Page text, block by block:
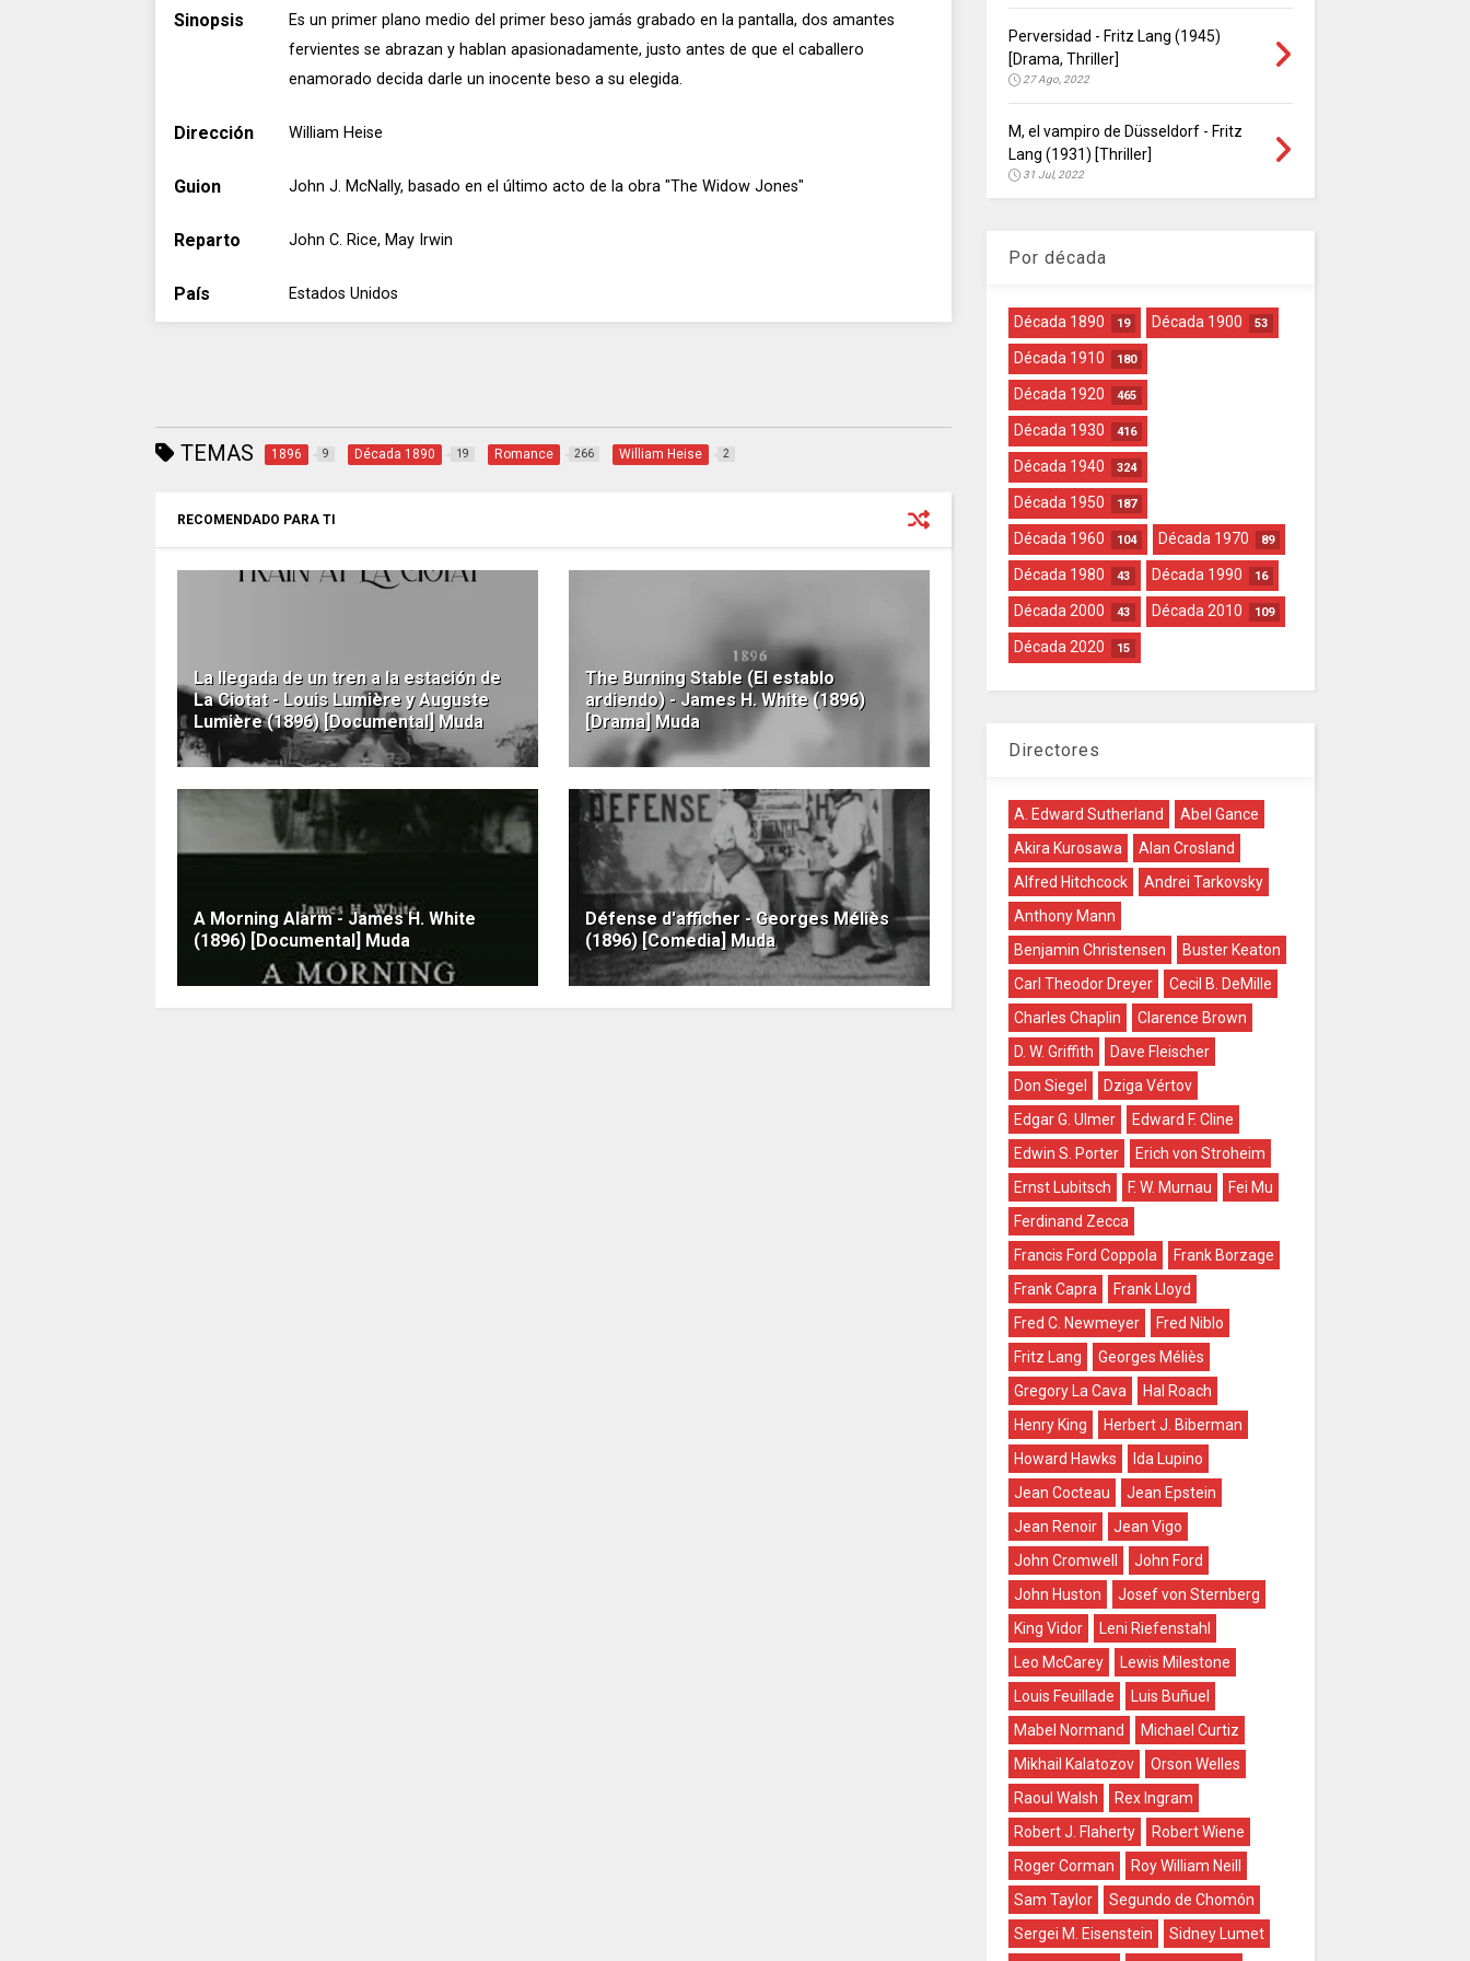
Sinopsis
Es un primer plano medio del primer beso jamás grabado en la pantalla, dos amantes
fervientes se abrazan y hablan apasionadamente, justo antes de que el caballero
enamorado decida darle un inocente beso a su elegida.
Dirección William Heise
Guion John J. McNally, basado en el último acto de la obra "The Widow Jones"
Reparto John C. Rice, May Irwin
País Estados Unidos
TEMAS 1896 9 Década 1890 19 Romance 266 William Heise 2
RECOMENDADO PARA TI
La llegada de un tren a la estación de
La Ciotat - Louis Lumière y Auguste
Lumière (1896) [Documental] Muda
The Burning Stable (El establo
ardiendo) - James H. White (1896)
[Drama] Muda
A Morning Alarm - James H. White
(1896) [Documental] Muda
Défense d'afficher - Georges Méliès
(1896) [Comedia] Muda
Perversidad - Fritz Lang (1945)
[Drama, Thriller]
27 Ago, 2022
M, el vampiro de Düsseldorf - Fritz
Lang (1931) [Thriller]
31 Jul, 2022
Por década
Década 1890 19 Década 1900 53
Década 1910 180
Década 1920 465
Década 1930 416
Década 1940 324
Década 1950 187
Década 1960 104 Década 1970 89
Década 1980 43 Década 1990 16
Década 2000 43 Década 2010 109
Década 2020 15
Directores
A. Edward Sutherland
Abel Gance
Akira Kurosawa
Alan Crosland
Alfred Hitchcock
Andrei Tarkovsky
Anthony Mann
Benjamin Christensen
Buster Keaton
Carl Theodor Dreyer
Cecil B. DeMille
Charles Chaplin
Clarence Brown
D. W. Griffith
Dave Fleischer
Don Siegel
Dziga Vértov
Edgar G. Ulmer
Edward F. Cline
Edwin S. Porter
Erich von Stroheim
Ernst Lubitsch
F. W. Murnau
Fei Mu
Ferdinand Zecca
Francis Ford Coppola
Frank Borzage
Frank Capra
Frank Lloyd
Fred C. Newmeyer
Fred Niblo
Fritz Lang
Georges Méliès
Gregory La Cava
Hal Roach
Henry King
Herbert J. Biberman
Howard Hawks
Ida Lupino
Jean Cocteau
Jean Epstein
Jean Renoir
Jean Vigo
John Cromwell
John Ford
John Huston
Josef von Sternberg
King Vidor
Leni Riefenstahl
Leo McCarey
Lewis Milestone
Louis Feuillade
Luis Buñuel
Mabel Normand
Michael Curtiz
Mikhail Kalatozov
Orson Welles
Raoul Walsh
Rex Ingram
Robert J. Flaherty
Robert Wiene
Roger Corman
Roy William Neill
Sam Taylor
Segundo de Chomón
Sergei M. Eisenstein
Sidney Lumet